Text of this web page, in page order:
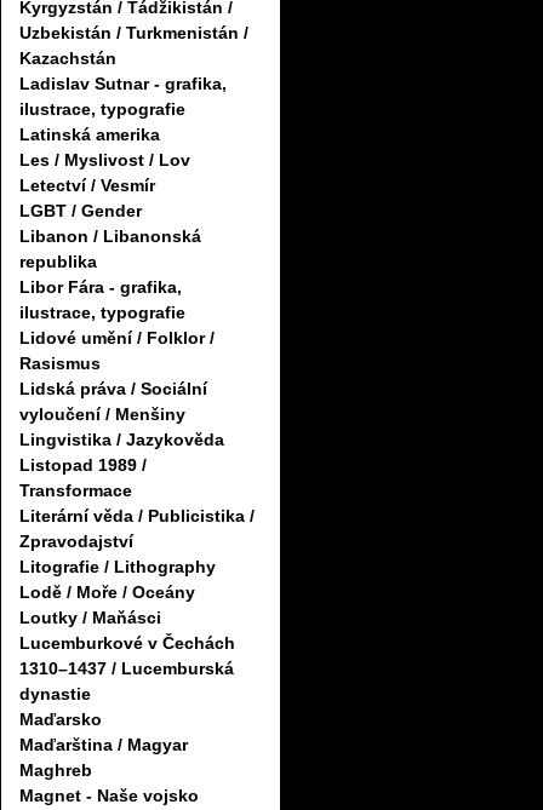
Kyrgyzstán / Tádžikistán /
Uzbekistán / Turkmenistán /
Kazachstán
Ladislav Sutnar - grafika,
ilustrace, typografie
Latinská amerika
Les / Myslivost / Lov
Letectví / Vesmír
LGBT / Gender
Libanon / Libanonská
republika
Libor Fára - grafika,
ilustrace, typografie
Lidové umění / Folklor /
Rasismus
Lidská práva / Sociální
vyloučení / Menšiny
Lingvistika / Jazykověda
Listopad 1989 /
Transformace
Literární věda / Publicistika /
Zpravodajství
Litografie / Lithography
Lodě / Moře / Oceány
Loutky / Maňásci
Lucemburkové v Čechách
1310–1437 / Lucemburská
dynastie
Maďarsko
Maďarština / Magyar
Maghreb
Magnet - Naše vojsko